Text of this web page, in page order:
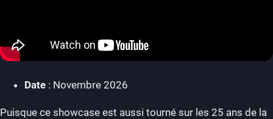
Date : Novembre 2026
Puisque ce showcase est aussi tourné sur les 25 ans de la